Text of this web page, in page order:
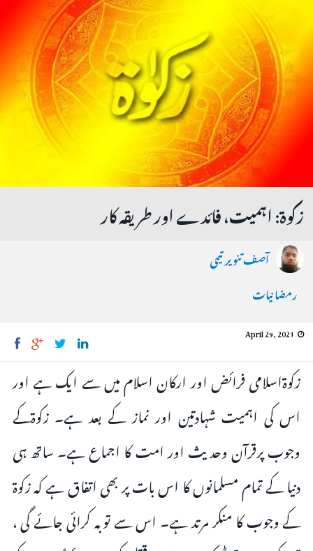
زکوۃ: اہمیت، فائدے اور طریقہ کار
آصف تنویر تیمی
رمضانیات
April 29, 2021
زکوۃاسلامی فرائض اور ارکان اسلام میں سے ایک ہے اور
اس کی اہمیت شہادتین اور نماز کے بعد ہے۔ زکوۃکے
وجوب پرقرآن وحدیث اور امت کا اجماع ہے۔ ساتھ ہی
دنیا کے تمام مسلمانوں کا اس بات پر بھی اتفاق ہے کہ زکوۃ
کے وجوب کا منکر مرتد ہے۔ اس سے توبہ کرائی جائے گی ،